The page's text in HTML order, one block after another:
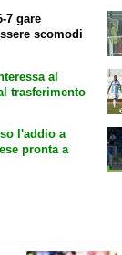
7 gare
scomodi
al
trasferimento
l'addio a
pronta a